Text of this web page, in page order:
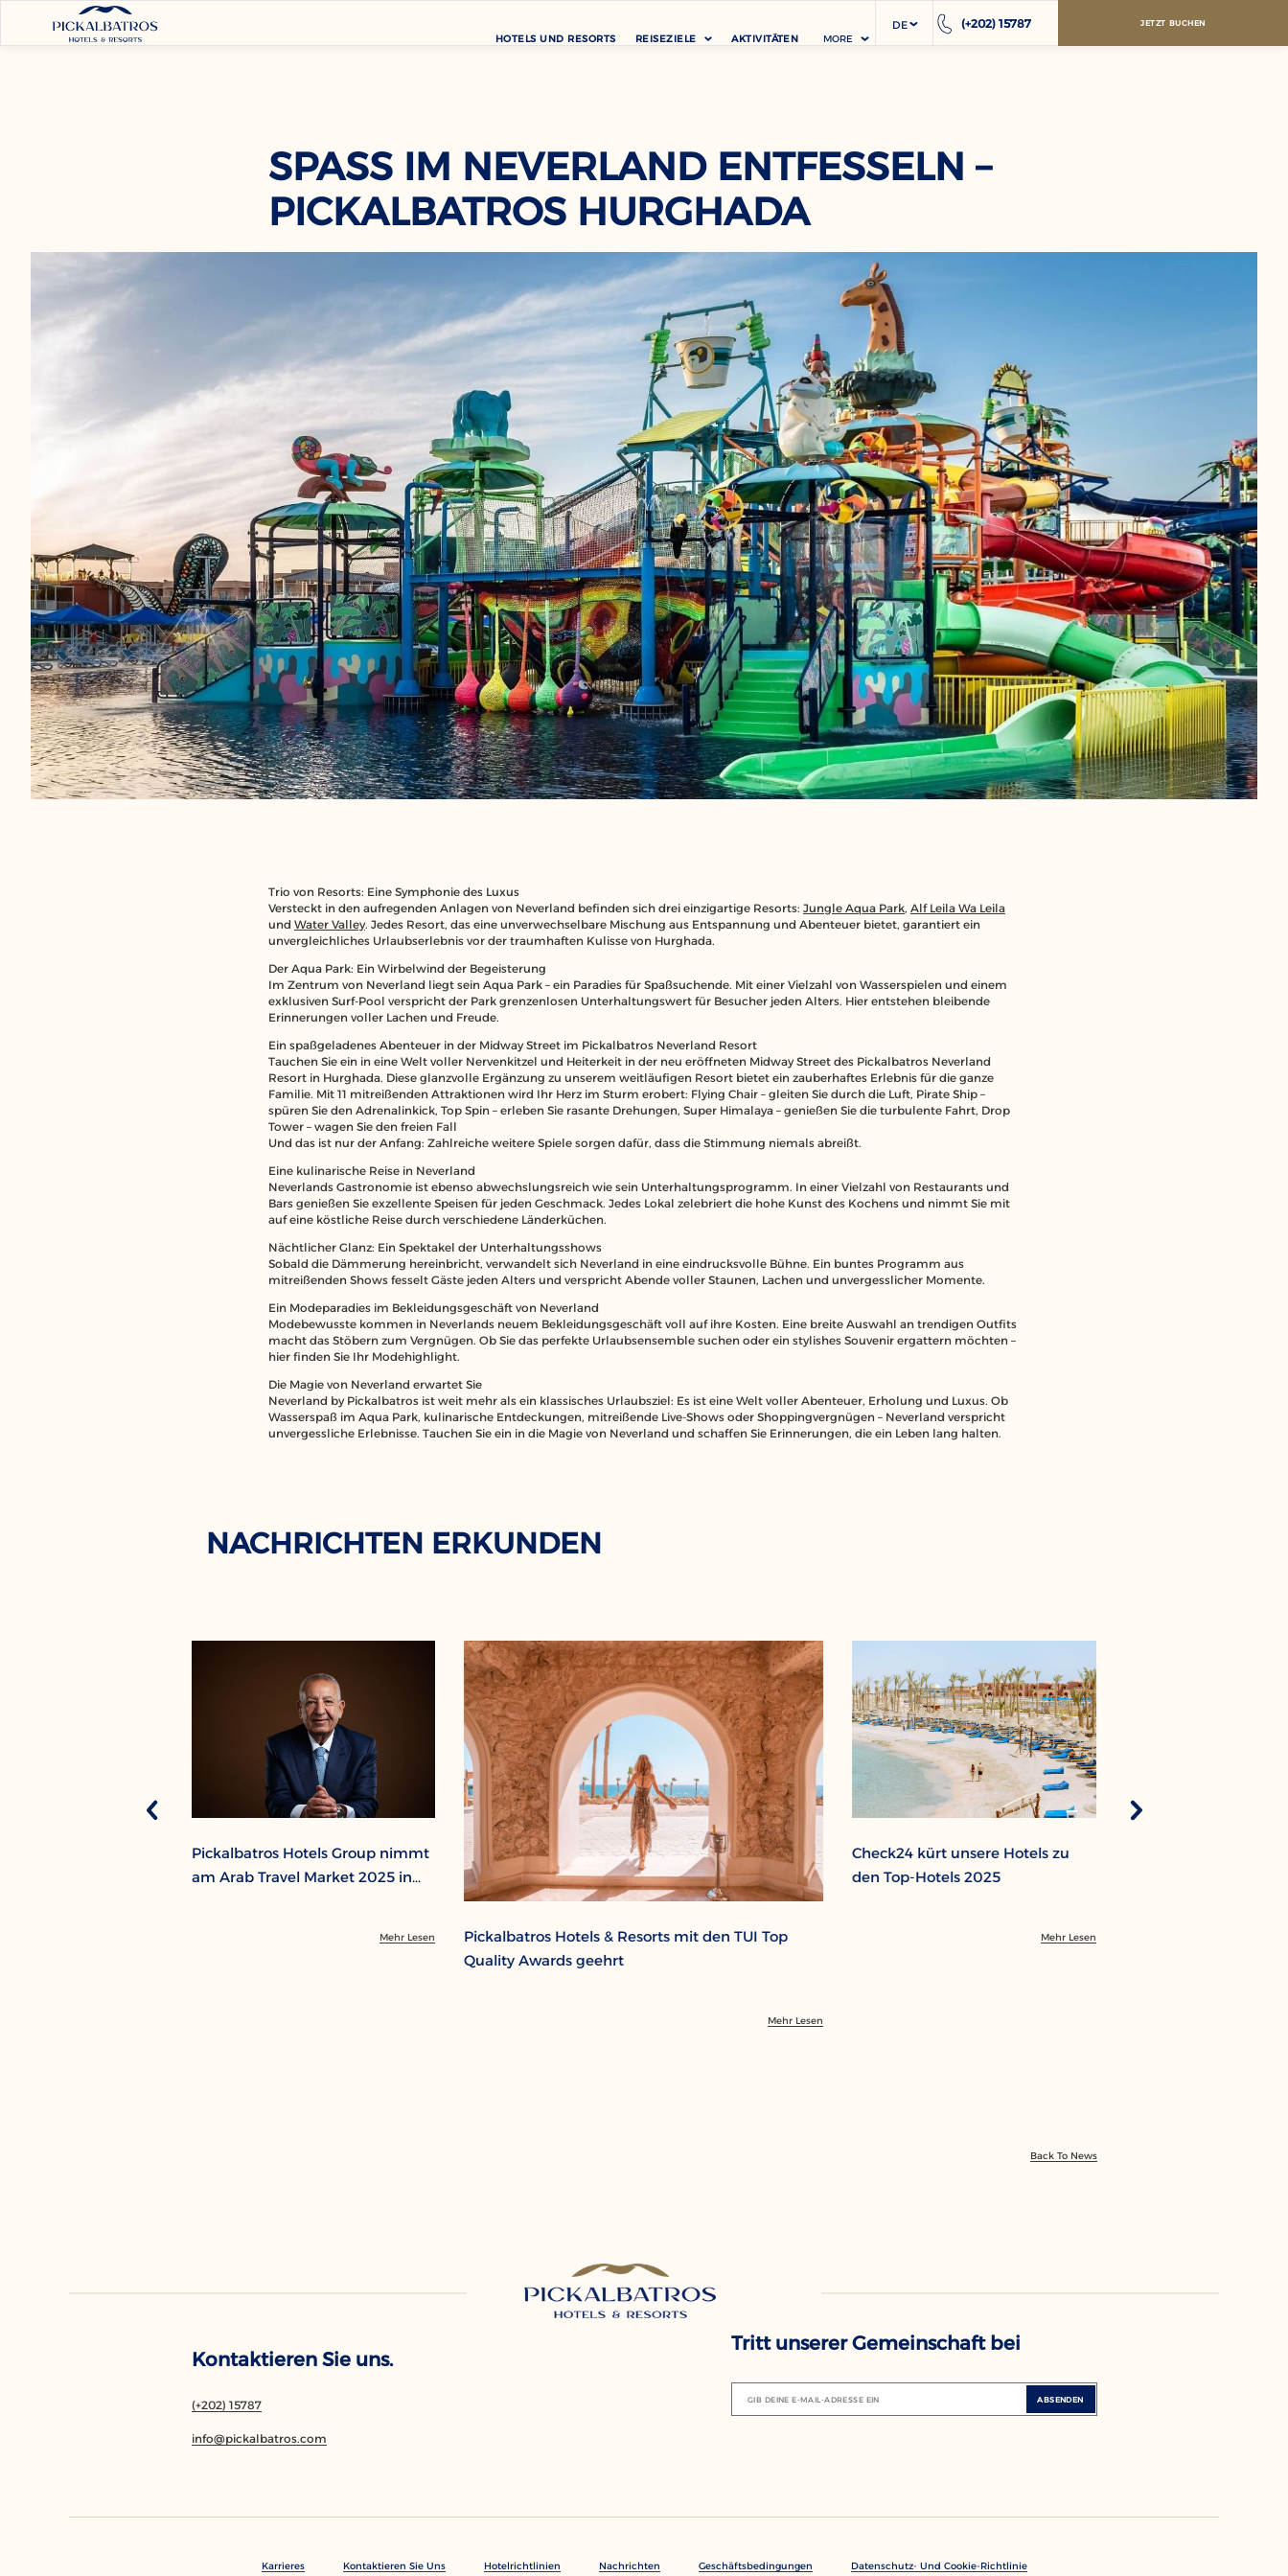
HOTELS UND RESORTS REISEZIELE AKTIVITÄTEN MORE
DE (+202) 15787 JETZT BUCHEN
SPASS IM NEVERLAND ENTFESSELN – P
ICKALBATROS HURGHADA
Trio von Resorts: Eine Symphonie des Luxus
Versteckt in den aufregenden Anlagen von Neverland befinden sich drei einzigartige Resorts: Jungle Aqua Park, Alf Leila Wa Leila
und Water Valley. Jedes Resort, das eine unverwechselbare Mischung aus Entspannung und Abenteuer bietet, garantiert ein
unvergleichliches Urlaubserlebnis vor der traumhaften Kulisse von Hurghada.
Der Aqua Park: Ein Wirbelwind der Begeisterung
Im Zentrum von Neverland liegt sein Aqua Park – ein Paradies für Spaßsuchende. Mit einer Vielzahl von Wasserspielen und einem
exklusiven Surf-Pool verspricht der Park grenzenlosen Unterhaltungswert für Besucher jeden Alters. Hier entstehen bleibende
Erinnerungen voller Lachen und Freude.
Ein spaßgeladenes Abenteuer in der Midway Street im Pickalbatros Neverland Resort
Tauchen Sie ein in eine Welt voller Nervenkitzel und Heiterkeit in der neu eröffneten Midway Street des Pickalbatros Neverland
Resort in Hurghada. Diese glanzvolle Ergänzung zu unserem weitläufigen Resort bietet ein zauberhaftes Erlebnis für die ganze
Familie. Mit 11 mitreißenden Attraktionen wird Ihr Herz im Sturm erobert: Flying Chair – gleiten Sie durch die Luft, Pirate Ship –
spüren Sie den Adrenalinkick, Top Spin – erleben Sie rasante Drehungen, Super Himalaya – genießen Sie die turbulente Fahrt, Drop
Tower – wagen Sie den freien Fall
Und das ist nur der Anfang: Zahlreiche weitere Spiele sorgen dafür, dass die Stimmung niemals abreißt.
Eine kulinarische Reise in Neverland
Neverlands Gastronomie ist ebenso abwechslungsreich wie sein Unterhaltungsprogramm. In einer Vielzahl von Restaurants und
Bars genießen Sie exzellente Speisen für jeden Geschmack. Jedes Lokal zelebriert die hohe Kunst des Kochens und nimmt Sie mit
auf eine köstliche Reise durch verschiedene Länderküchen.
Nächtlicher Glanz: Ein Spektakel der Unterhaltungsshows
Sobald die Dämmerung hereinbricht, verwandelt sich Neverland in eine eindrucksvolle Bühne. Ein buntes Programm aus
mitreißenden Shows fesselt Gäste jeden Alters und verspricht Abende voller Staunen, Lachen und unvergesslicher Momente.
Ein Modeparadies im Bekleidungsgeschäft von Neverland
Modebewusste kommen in Neverlands neuem Bekleidungsgeschäft voll auf ihre Kosten. Eine breite Auswahl an trendigen Outfits
macht das Stöbern zum Vergnügen. Ob Sie das perfekte Urlaubsensemble suchen oder ein stylishes Souvenir ergattern möchten –
hier finden Sie Ihr Modehighlight.
Die Magie von Neverland erwartet Sie
Neverland by Pickalbatros ist weit mehr als ein klassisches Urlaubsziel: Es ist eine Welt voller Abenteuer, Erholung und Luxus. Ob
Wasserspaß im Aqua Park, kulinarische Entdeckungen, mitreißende Live-Shows oder Shoppingvergnügen – Neverland verspricht
unvergessliche Erlebnisse. Tauchen Sie ein in die Magie von Neverland und schaffen Sie Erinnerungen, die ein Leben lang halten.
NACHRICHTEN ERKUNDEN
Pickalbatros Hotels Group nimmt
am Arab Travel Market 2025 in
Mehr Lesen
Pickalbatros Hotels & Resorts mit den TUI Top
Quality Awards geehrt
Mehr Lesen
Check24 kürt unsere Hotels zu
den Top-Hotels 2025
Mehr Lesen
Back To News
Kontaktieren Sie uns.
(+202) 15787
info@pickalbatros.com
Tritt unserer Gemeinschaft bei
GIB DEINE E-MAIL-ADRESSE EIN ABSENDEN
Karrieres Kontaktieren Sie Uns Hotelrichtlinien Nachrichten Geschäftsbedingungen Datenschutz- Und Cookie-Richtlinie